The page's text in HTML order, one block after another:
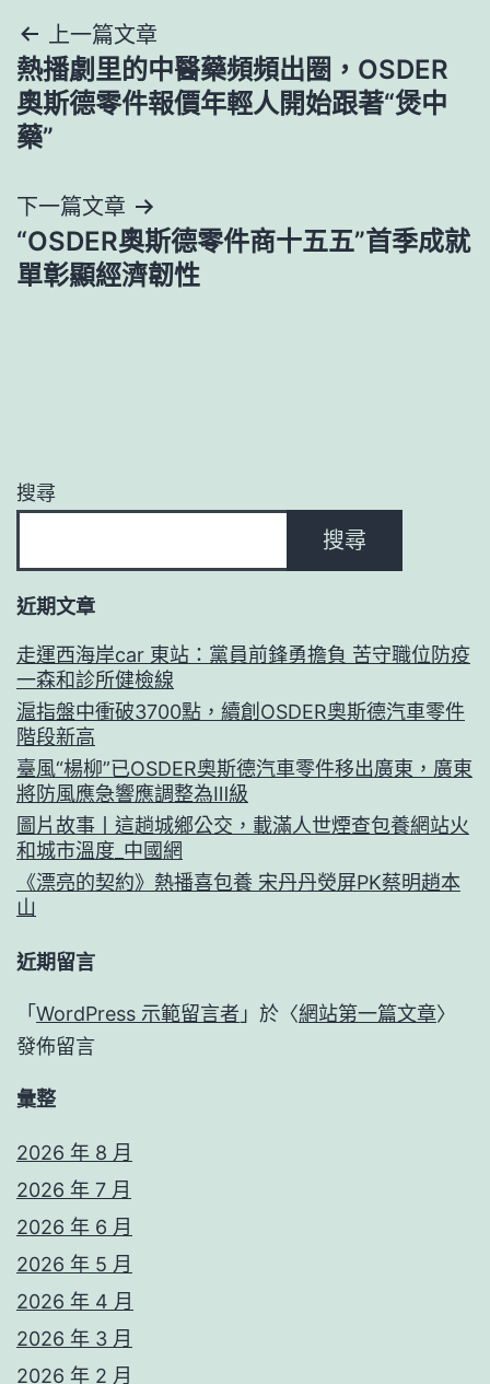
文
章
導
覽
上一篇文章
熱播劇里的中醫藥頻頻出圈，OSDER
奧斯德零件報價年輕人開始跟著“煲中
藥”
下一篇文章
“OSDER奧斯德零件商十五五”首季成就
單彰顯經濟韌性
搜尋
搜尋
近期文章
走運西海岸car 東站：黨員前鋒勇擔負 苦守職位防疫
一森和診所健檢線
滬指盤中衝破3700點，續創OSDER奧斯德汽車零件
階段新高
臺風“楊柳”已OSDER奧斯德汽車零件移出廣東，廣東
將防風應急響應調整為Ⅲ級
圖片故事丨這趟城鄉公交，載滿人世煙查包養網站火
和城市溫度_中國網
《漂亮的契約》熱播喜包養 宋丹丹熒屏PK蔡明趙本
山
近期留言
「 WordPress 示範留言者 」於〈網站第一篇文章〉
發佈留言
彙整
2026 年 8 月
2026 年 7 月
2026 年 6 月
2026 年 5 月
2026 年 4 月
2026 年 3 月
2026 年 2 月